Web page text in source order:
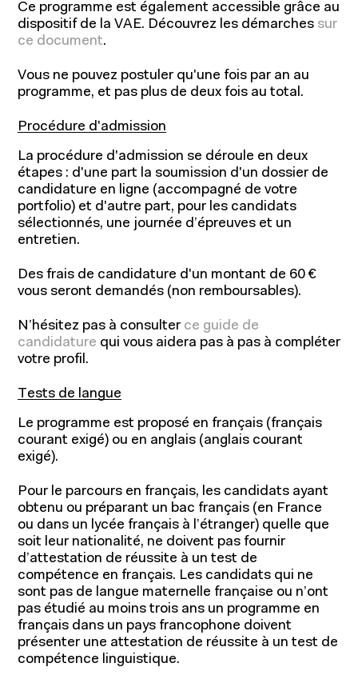
Ce programme est également accessible grâce au
dispositif de la VAE. Découvrez les démarches sur
ce document.
Vous ne pouvez postuler qu'une fois par an au
programme, et pas plus de deux fois au total.
Procédure d'admission
La procédure d'admission se déroule en deux
étapes : d'une part la soumission d'un dossier de
candidature en ligne (accompagné de votre
portfolio) et d'autre part, pour les candidats
sélectionnés, une journée d’épreuves et un
entretien.
Des frais de candidature d'un montant de 60 €
vous seront demandés (non remboursables).
N’hésitez pas à consulter ce guide de
candidature qui vous aidera pas à pas à compléter
votre profil.
Tests de langue
Le programme est proposé en français (français
courant exigé) ou en anglais (anglais courant
exigé).
Pour le parcours en français, les candidats ayant
obtenu ou préparant un bac français (en France
ou dans un lycée français à l’étranger) quelle que
soit leur nationalité, ne doivent pas fournir
d’attestation de réussite à un test de
compétence en français. Les candidats qui ne
sont pas de langue maternelle française ou n’ont
pas étudié au moins trois ans un programme en
français dans un pays francophone doivent
présenter une attestation de réussite à un test de
compétence linguistique.